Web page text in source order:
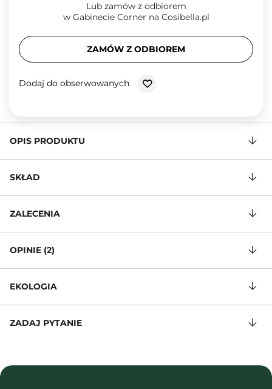
Lub zamów z odbiorem
w Gabinecie Corner na Cosibella.pl
ZAMÓW Z ODBIOREM
Dodaj do obserwowanych
OPIS PRODUKTU
SKŁAD
ZALECENIA
OPINIE (2)
EKOLOGIA
ZADAJ PYTANIE